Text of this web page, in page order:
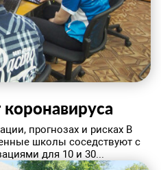
прогнозах и рисках В
школы соседствуют с
для 10 и 30...